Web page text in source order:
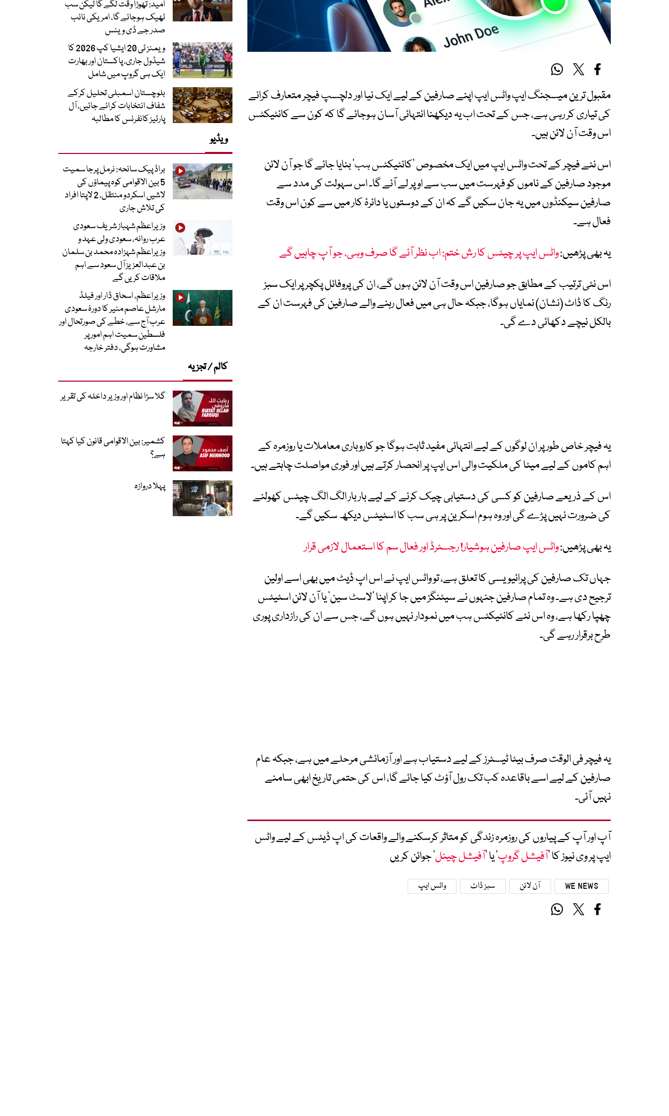
مقبول ترین میسجنگ ایپ واٹس ایپ اپنے صارفین کے لیے ایک نیا اور دلچسپ فیچر متعارف کرانے
کی تیاری کر رہی ہے، جس کے تحت اب یہ دیکھنا انتہائی آسان ہوجائے گا کہ کون سے کانٹیکٹس
اس وقت آن لائن ہیں۔
اس نئے فیچر کے تحت واٹس ایپ میں ایک مخصوص ’کانٹیکٹس ہب‘ بنایا جائے گا جو آن لائن
موجود صارفین کے ناموں کو فہرست میں سب سے اوپر لے آئے گا۔ اس سہولت کی مدد سے
صارفین سیکنڈوں میں یہ جان سکیں گے کہ ان کے دوستوں یا دائرۂ کار میں سے کون اس وقت
فعال ہے۔
یہ بھی پڑھیں:واٹس ایپ پر چیٹس کا رش ختم: اب نظر آئے گا صرف وہی، جو آپ چاہیں گے
اس نئی ترتیب کے مطابق جو صارفین اس وقت آن لائن ہوں گے، ان کی پروفائل پکچر پر ایک سبز
رنگ کا ڈاٹ (نشان) نمایاں ہوگا، جبکہ حال ہی میں فعال رہنے والے صارفین کی فہرست ان کے
بالکل نیچے دکھائی دے گی۔
یہ فیچر خاص طور پر ان لوگوں کے لیے انتہائی مفید ثابت ہوگا جو کاروباری معاملات یا روزمرہ کے
اہم کاموں کے لیے میٹا کی ملکیت والی اس ایپ پر انحصار کرتے ہیں اور فوری مواصلت چاہتے ہیں۔
اس کے ذریعے صارفین کو کسی کی دستیابی چیک کرنے کے لیے بار بار الگ الگ چیٹس کھولنے
کی ضرورت نہیں پڑے گی اور وہ ہوم اسکرین پر ہی سب کا اسٹیٹس دیکھ سکیں گے۔
یہ بھی پڑھیں:واٹس ایپ صارفین ہوشیار! رجسٹرڈ اور فعال سم کا استعمال لازمی قرار
جہاں تک صارفین کی پرائیویسی کا تعلق ہے، تو واٹس ایپ نے اس اپ ڈیٹ میں بھی اسے اولین
ترجیح دی ہے۔ وہ تمام صارفین جنہوں نے سیٹنگز میں جا کر اپنا ’لاسٹ سین‘ یا آن لائن اسٹیٹس
چھپا رکھا ہے، وہ اس نئے کانٹیکٹس ہب میں نمودار نہیں ہوں گے، جس سے ان کی رازداری پوری
طرح برقرار رہے گی۔
یہ فیچر فی الوقت صرف بیٹا ٹیسٹرز کے لیے دستیاب ہے اور آزمائشی مرحلے میں ہے، جبکہ عام
صارفین کے لیے اسے باقاعدہ کب تک رول آؤٹ کیا جائے گا، اس کی حتمی تاریخ ابھی سامنے
نہیں آئی۔
آپ اور آپ کے پیاروں کی روزمرہ زندگی کو متاثر کرسکنے والے واقعات کی اپ ڈیٹس کے لیے واٹس
ایپ پر وی نیوز کا ’آفیشل گروپ‘ یا ’آفیشل چینل‘ جوائن کریں
WE NEWS آن لائن سبز ڈاٹ واٹس ایپ
امید: تھوڑا وقت لگے گا لیکن سب
ٹھیک ہوجائے گا، امریکی نائب
صدر جے ڈی وینس
ویمنز ٹی 20 ایشیا کپ 2026 کا
شیڈول جاری، پاکستان اور بھارت
ایک ہی گروپ میں شامل
بلوچستان اسمبلی تحلیل کرکے
شفاف انتخابات کرائے جائیں، آل
پارٹیز کانفرنس کا مطالبہ
ویڈیو
براڈ پیک سانحہ: نرمل پرجا سمیت
5 بین الاقوامی کوہ پیماؤں کی
لاشیں اسکردو منتقل، 2 لاپتا افراد
کی تلاش جاری
وزیراعظم شہباز شریف سعودی
عرب روانہ، سعودی ولی عہد و
وزیراعظم شہزادہ محمد بن سلمان
بن عبدالعزیز آل سعود سے اہم
ملاقات کریں گے
وزیراعظم، اسحاق ڈار اور فیلڈ
مارشل عاصم منیر کا دورۂ سعودی
عرب آج سے، خطے کی صورتحال اور
فلسطین سمیت اہم امور پر
مشاورت ہوگی، دفتر خارجہ
کالم / تجزیہ
گلا سڑا نظام اور وزیر داخلہ کی تقریر
کشمیر: بین الاقوامی قانون کیا کہتا
ہے؟
پہلا دروازہ